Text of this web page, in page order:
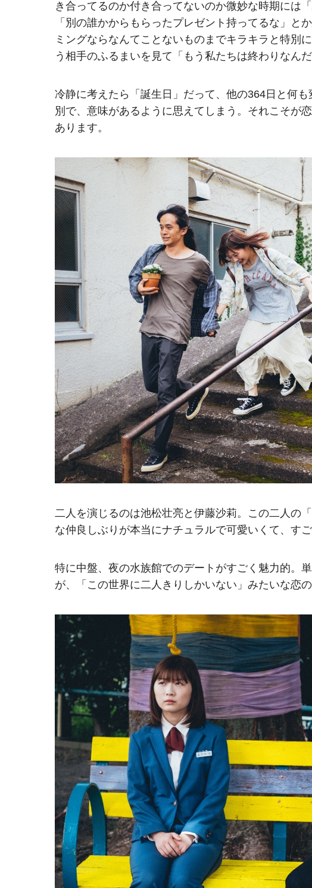
き合ってるのか付き合ってないのか微妙な時期には
「別の誰かからもらったプレゼント持ってるな」と
ミングならなんてことないものまでキラキラと特別
う相手のふるまいを見て「もう私たちは終わりなん
冷静に考えたら「誕生日」だって、他の364日と何
別で、意味があるように思えてしまう。それこそが
あります。
二人を演じるのは池松壮亮と伊藤沙莉。この二人の
な仲良しぶりが本当にナチュラルで可愛いくて、す
特に中盤、夜の水族館でのデートがすごく魅力的。
が、「この世界に二人きりしかいない」みたいな恋